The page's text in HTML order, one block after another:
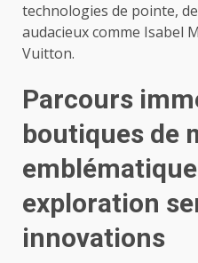
technologies de pointe,
audacieux comme Isabel
Vuitton.
Parcours
boutiques de
exploration
innovations